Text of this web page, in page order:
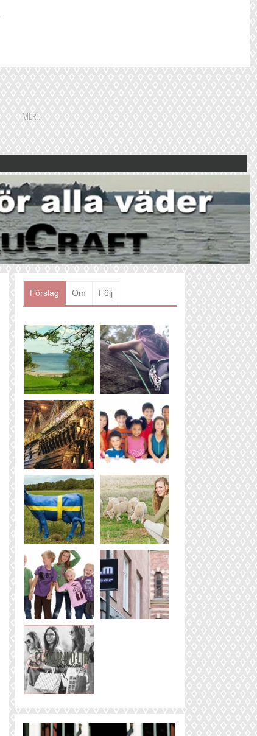
MER...
Förslag Om Följ
Shoppingguiden är främst
framtagen för vår huvudstads
besökare